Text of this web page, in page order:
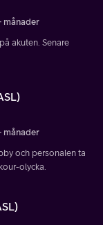
månader
akuten. Senare
månader
och personalen ta
olycka.